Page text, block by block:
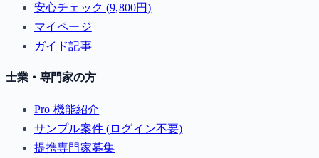
安心チェック (9,800円)
マイページ
ガイド記事
士業・専門家の方
Pro 機能紹介
サンプル案件 (ログイン不要)
提携専門家募集